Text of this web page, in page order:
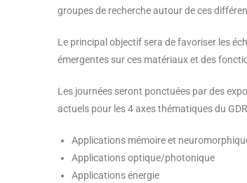
groupes de recherche autour de ces
Le principal objectif sera de favoriser les
émergentes sur ces matériaux et des
Les journées seront ponctuées par des
actuels pour les 4 axes thématiques du
Applications mémoire et
Applications optique/photonique
Applications énergie